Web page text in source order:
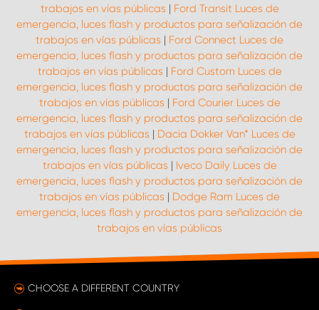
trabajos en vías públicas | Ford Transit Luces de
emergencia, luces flash y productos para señalización de
trabajos en vías públicas | Ford Connect Luces de
emergencia, luces flash y productos para señalización de
trabajos en vías públicas | Ford Custom Luces de
emergencia, luces flash y productos para señalización de
trabajos en vías públicas | Ford Courier Luces de
emergencia, luces flash y productos para señalización de
trabajos en vías públicas | Dacia Dokker Van* Luces de
emergencia, luces flash y productos para señalización de
trabajos en vías públicas | Iveco Daily Luces de
emergencia, luces flash y productos para señalización de
trabajos en vías públicas | Dodge Ram Luces de
emergencia, luces flash y productos para señalización de
trabajos en vías públicas
CHOOSE A DIFFERENT COUNTRY